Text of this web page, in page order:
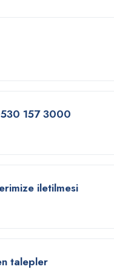
157 3000
iletilmesi
talepler